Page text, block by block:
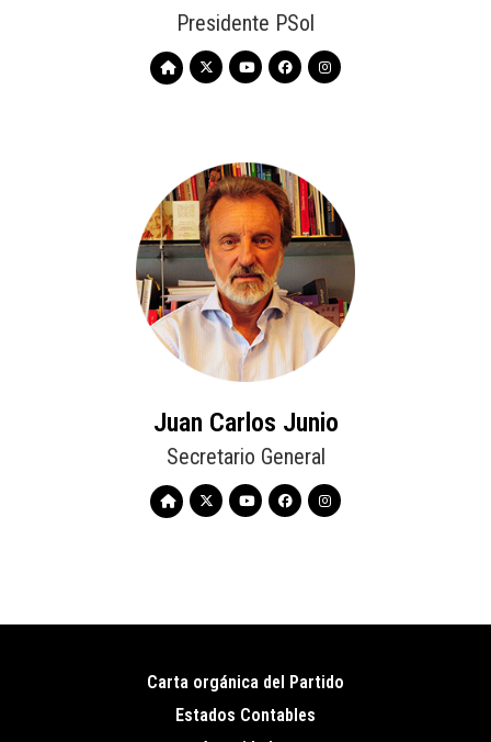
Presidente PSol
Juan Carlos Junio
Secretario General
Pie
Carta orgánica del Partido
Estados Contables